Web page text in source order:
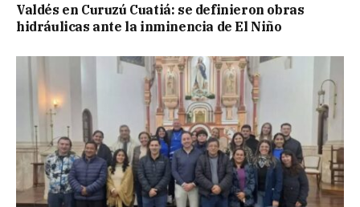
Valdés en Curuzú Cuatiá: se definieron obras
hidráulicas ante la inminencia de El Niño